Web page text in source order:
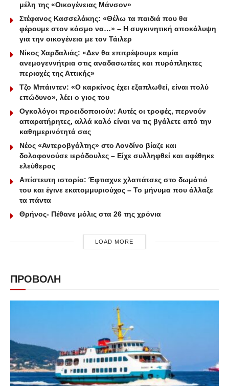
μέλη της «Οικογένειας Μάνσον»
Στέφανος Κασσελάκης: «Θέλω τα παιδιά που θα
φέρουμε στον κόσμο να…» – Η συγκινητική αποκάλυψη
για την οικογένεια με τον Τάιλερ
Νίκος Χαρδαλιάς: «Δεν θα επιτρέψουμε καμία
ανεμογεννήτρια στις αναδασωτέες και πυρόπληκτες
περιοχές της Αττικής»
Τζο Μπάιντεν: «Ο καρκίνος έχει εξαπλωθεί, είναι πολύ
επώδυνο», λέει ο γιος του
Ογκολόγοι προειδοποιούν: Αυτές οι τροφές, περνούν
απαρατήρητες, αλλά καλό είναι να τις βγάλετε από την
καθημερινότητά σας
Νέος «Αντεροβγάλτης» στο Λονδίνο βίαζε και
δολοφονούσε ιερόδουλες – Είχε συλληφθεί και αφέθηκε
ελεύθερος
Απίστευτη ιστορία: Έφτιαχνε χλαπάτσες στο δωμάτιό
του και έγινε εκατομμυριούχος – Το μήνυμα που άλλαξε
τα πάντα
Θρήνος- Πέθανε μόλις στα 26 της χρόνια
LOAD MORE
ΠΡΟΒΟΛΗ